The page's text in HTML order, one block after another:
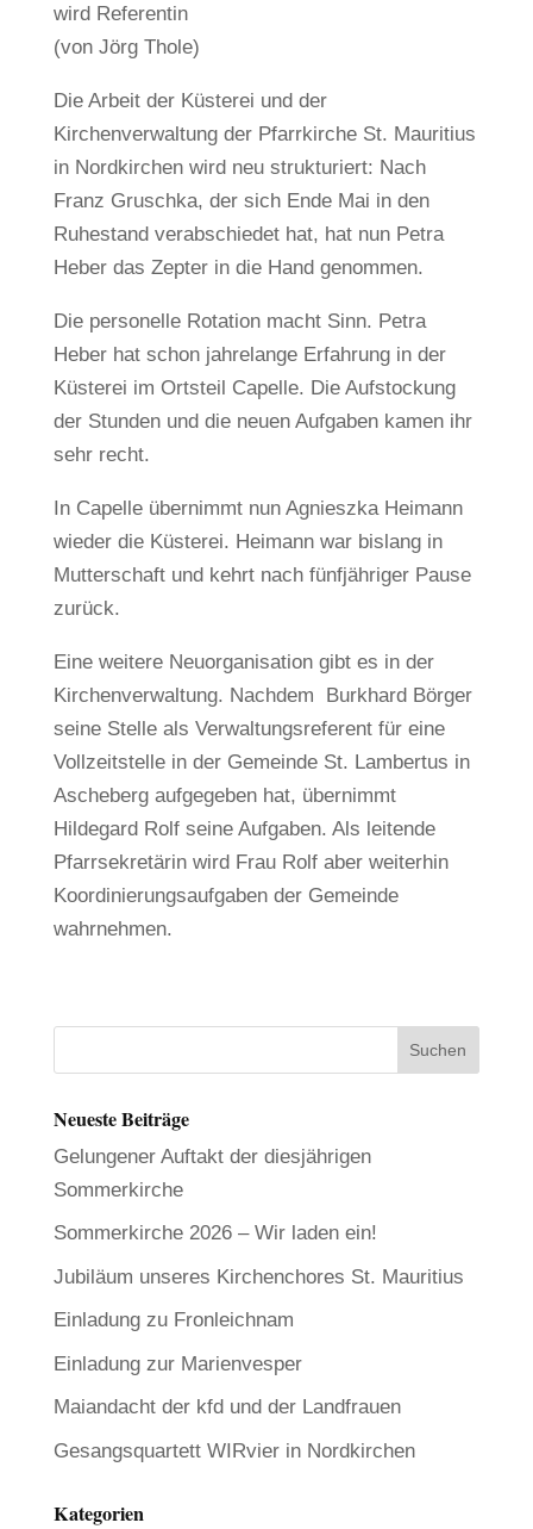
wird Referentin
(von Jörg Thole)
Die Arbeit der Küsterei und der
Kirchenverwaltung der Pfarrkirche St. Mauritius
in Nordkirchen wird neu strukturiert: Nach
Franz Gruschka, der sich Ende Mai in den
Ruhestand verabschiedet hat, hat nun Petra
Heber das Zepter in die Hand genommen.
Die personelle Rotation macht Sinn. Petra
Heber hat schon jahrelange Erfahrung in der
Küsterei im Ortsteil Capelle. Die Aufstockung
der Stunden und die neuen Aufgaben kamen ihr
sehr recht.
In Capelle übernimmt nun Agnieszka Heimann
wieder die Küsterei. Heimann war bislang in
Mutterschaft und kehrt nach fünfjähriger Pause
zurück.
Eine weitere Neuorganisation gibt es in der
Kirchenverwaltung. Nachdem Burkhard Börger
seine Stelle als Verwaltungsreferent für eine
Vollzeitstelle in der Gemeinde St. Lambertus in
Ascheberg aufgegeben hat, übernimmt
Hildegard Rolf seine Aufgaben. Als leitende
Pfarrsekretärin wird Frau Rolf aber weiterhin
Koordinierungsaufgaben der Gemeinde
wahrnehmen.
Neueste Beiträge
Gelungener Auftakt der diesjährigen
Sommerkirche
Sommerkirche 2026 – Wir laden ein!
Jubiläum unseres Kirchenchores St. Mauritius
Einladung zu Fronleichnam
Einladung zur Marienvesper
Maiandacht der kfd und der Landfrauen
Gesangsquartett WIRvier in Nordkirchen
Kategorien